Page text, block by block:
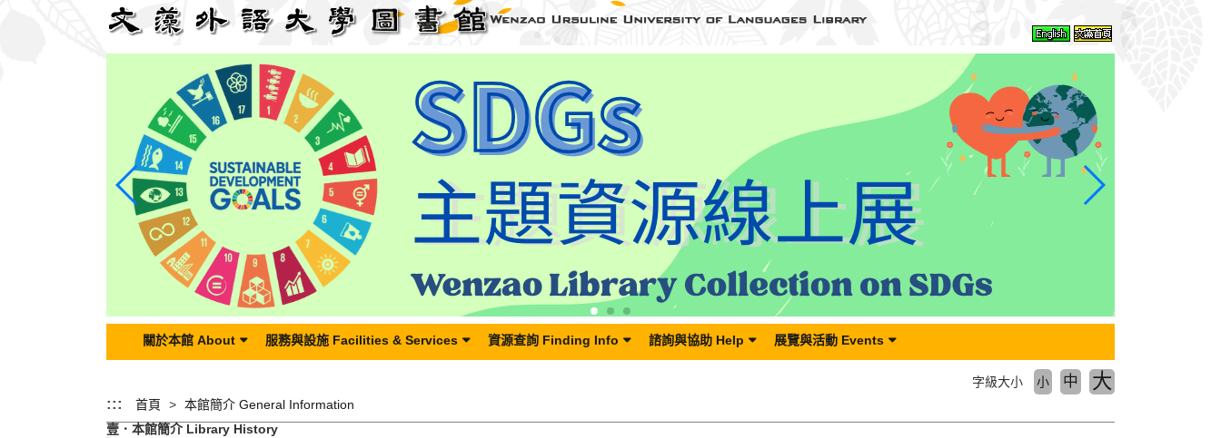
關於本館 About 服務與設施 Facilities & Services 資源查詢 Finding Info 諮詢與協助 Help 展覽與活動 Events
::: 首頁 本館簡介 General Information
字級大小 小 中 大
壹．本館簡介 Library History